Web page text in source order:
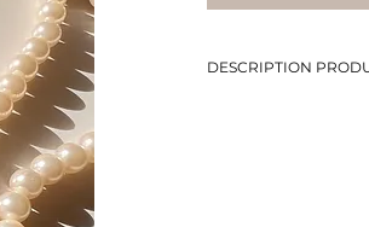
DESCRIPTION